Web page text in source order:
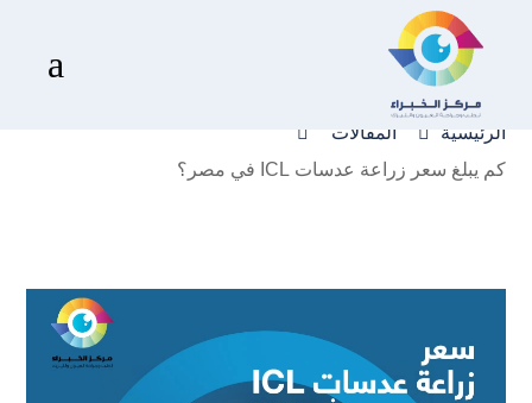
a كم يبلغ سعر زراعة عدسات ICL في مصر؟
الرئيسية  المقالات

كم يبلغ سعر زراعة عدسات ICL في مصر؟